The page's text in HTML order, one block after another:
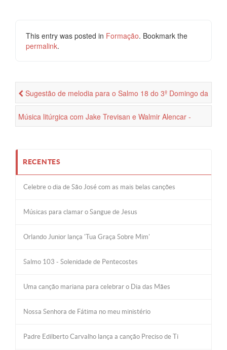
This entry was posted in Formação. Bookmark the
permalink.
Sugestão de melodia para o Salmo 18 do 3º Domingo da
Quaresma
Música litúrgica com Jake Trevisan e Walmir Alencar -
RECENTES
Celebre o dia de São José com as mais belas canções
Músicas para clamar o Sangue de Jesus
Orlando Junior lança 'Tua Graça Sobre Mim'
Salmo 103 - Solenidade de Pentecostes
Uma canção mariana para celebrar o Dia das Mães
Nossa Senhora de Fátima no meu ministério
Padre Edilberto Carvalho lança a canção Preciso de Ti